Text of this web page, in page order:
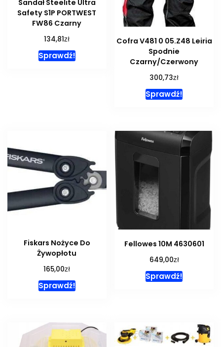
Sandał Steelite Ultra
Safety S1P PORTWEST
FW86 Czarny
134,81zł
Sprawdź!
Cofra V481 0 05.Z48 Leiria
Spodnie
Czarny/Czerwony
300,73zł
Sprawdź!
Fiskars Nożyce Do
Żywopłotu
165,00zł
Sprawdź!
Fellowes 10M 4630601
649,00zł
Sprawdź!